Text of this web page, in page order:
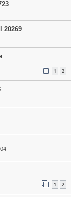
20269
1 2
1 2